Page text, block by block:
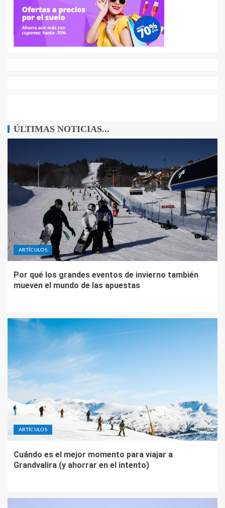
ÚLTIMAS NOTICIAS...
ARTÍCULOS
Por qué los grandes eventos de invierno también
mueven el mundo de las apuestas
ARTÍCULOS
Cuándo es el mejor momento para viajar a
Grandvalira (y ahorrar en el intento)